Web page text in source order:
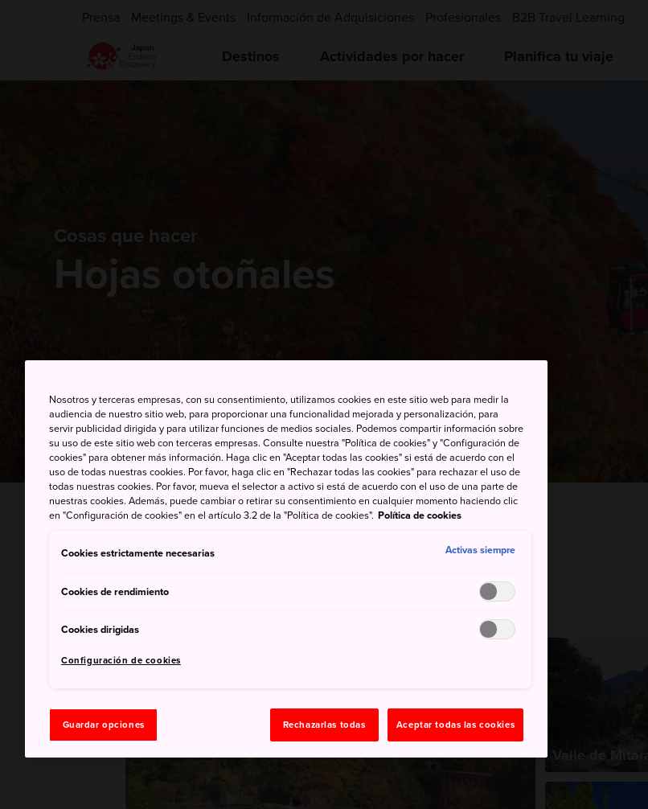
Prensa Meetings & Events Información de Adquisiciones Profesionales B2B Travel Learning
Destinos Actividades por hacer Planifica tu viaje
Cosas que hacer
Hojas otoñales
INICIO Cosas que hacer La naturaleza de Japón Hojas otoñales
Recomendaciones principales
Valle de Mitarai
Nosotros y terceras empresas, con su consentimiento, utilizamos cookies en este sitio web para medir la
audiencia de nuestro sitio web, para proporcionar una funcionalidad mejorada y personalización, para
servir publicidad dirigida y para utilizar funciones de medios sociales. Podemos compartir información sobre
su uso de este sitio web con terceras empresas. Consulte nuestra "Política de cookies" y "Configuración de
cookies" para obtener más información. Haga clic en "Aceptar todas las cookies" si está de acuerdo con el
uso de todas nuestras cookies. Por favor, haga clic en "Rechazar todas las cookies" para rechazar el uso de
todas nuestras cookies. Por favor, mueva el selector a activo si está de acuerdo con el uso de una parte de
nuestras cookies. Además, puede cambiar o retirar su consentimiento en cualquier momento haciendo clic
en "Configuración de cookies" en el artículo 3.2 de la "Política de cookies". Política de cookies
Cookies estrictamente necesarias Activas siempre
Cookies de rendimiento
Cookies dirigidas
Configuración de cookies
Guardar opciones Rechazarlas todas Aceptar todas las cookies